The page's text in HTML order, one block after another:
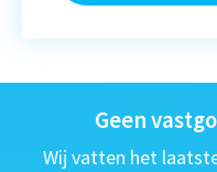
Geen
Wij vatten het